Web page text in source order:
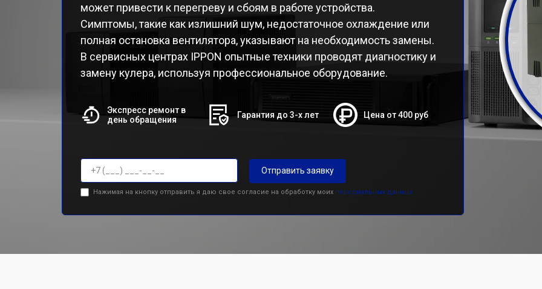
может привести к перегреву и сбоям в работе устройства.
Симптомы, такие как излишний шум, недостаточное охлаждение или
полная остановка вентилятора, указывают на необходимость замены.
В сервисных центрах IPPON опытные техники проводят диагностику и
замену кулера, используя профессиональное оборудование.
Экспресс ремонт в
день обращения
Гарантия до 3-х лет Цена от 400 руб
Отправить заявку
Нажимая на кнопку отправить я даю свое согласие на обработку моих персональных данных.